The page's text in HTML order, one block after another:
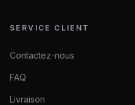
SERVICE CLIENT
Contactez-nous
FAQ
Livraison